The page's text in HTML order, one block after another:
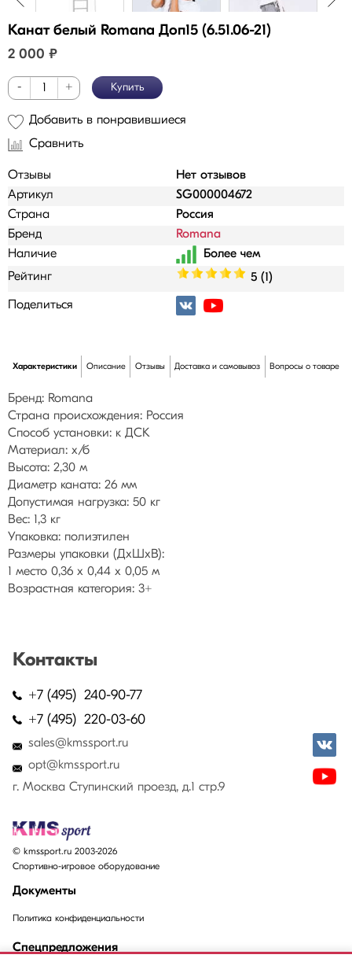
Канат белый Romana Доп15 (6.51.06-21)
2 000 ₽
- + Купить
Добавить в понравившиеся
Сравнить
Отзывы
Нет отзывов
Артикул
SG000004672
Страна
Россия
Бренд
Romana
Наличие
Рейтинг
5 (1)
Поделиться
Характеристики Описание Отзывы Доставка и самовывоз Вопросы о товаре
Бренд: Romana
Страна происхождения: Россия
Способ установки: к ДСК
Материал: х/б
Высота: 2,30 м
Диаметр каната: 26 мм
Допустимая нагрузка: 50 кг
Вес: 1,3 кг
Упаковка: полиэтилен
Размеры упаковки (ДхШхВ):
1 место 0,36 х 0,44 х 0,05 м
Возрастная категория: 3+
Контакты
+7 (495) 240-90-77
+7 (495) 220-03-60
sales@kmssport.ru
opt@kmssport.ru
г. Москва Ступинский проезд, д.1 стр.9
© kmssport.ru 2003-2026
Спортивно-игровое оборудование
Документы
Политика конфиденциальности
Спецпредложения